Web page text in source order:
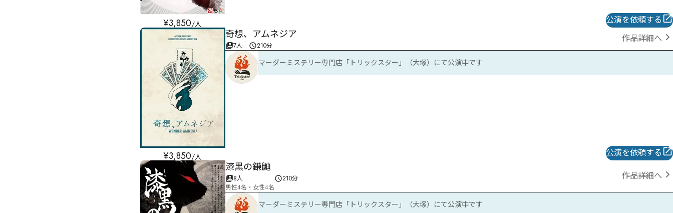
¥3,850/人 公演を依頼する
¥3,850/人
奇想、アムネジア
7人 210分
作品詳細へ
マーダーミステリー専門店「トリックスター」（大塚）にて公演中です
公演を依頼する
漆黒の鎌鼬
8人
男性4名・女性4名
210分 作品詳細へ
マーダーミステリー専門店「トリックスター」（大塚）にて公演中です